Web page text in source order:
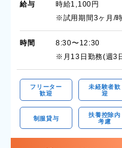
給与
時給1,100円
※試用期間3ヶ月/
時間
8:30〜12:30
※月13日勤務(週3
フリーター
歓迎
未経験者歓
迎
制服貸与
扶養控除内
考慮